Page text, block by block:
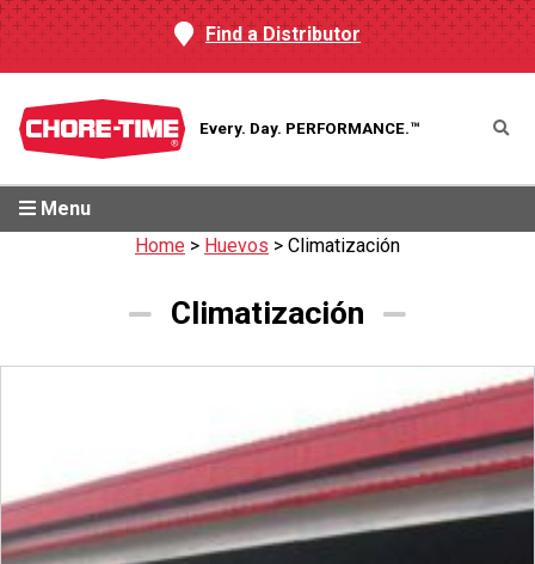
Find a Distributor
Every. Day. PERFORMANCE.™
Menu
Home > Huevos > Climatización
Climatización